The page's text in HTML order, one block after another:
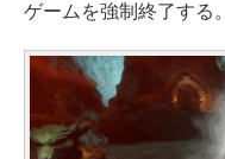
ゲームを強制終了する。